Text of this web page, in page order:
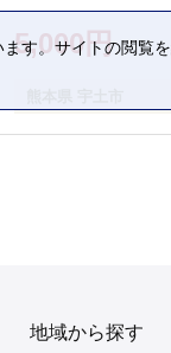
5,000円
地域から探す
す。サイトの閲覧